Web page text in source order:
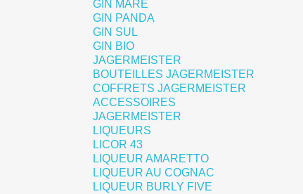
GIN MARE
GIN PANDA
GIN SUL
GIN BIO
JAGERMEISTER
BOUTEILLES JAGERMEISTER
COFFRETS JAGERMEISTER
ACCESSOIRES
JAGERMEISTER
LIQUEURS
LICOR 43
LIQUEUR AMARETTO
LIQUEUR AU COGNAC
LIQUEUR BURLY FIVE